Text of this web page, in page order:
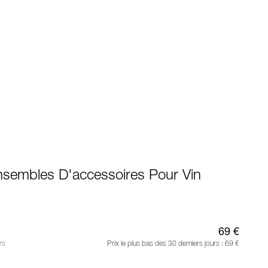
D'accessoires Pour Vin
69 €
Prix le plus bas des 30 derniers jours : 69 €